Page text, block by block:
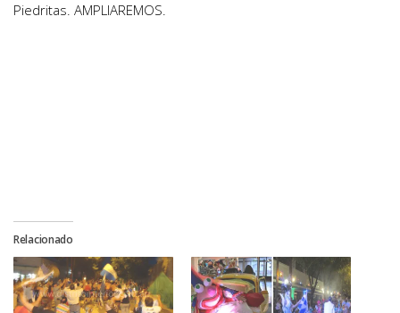
Piedritas. AMPLIAREMOS.
Relacionado